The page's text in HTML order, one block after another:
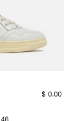
$ 0.00
46